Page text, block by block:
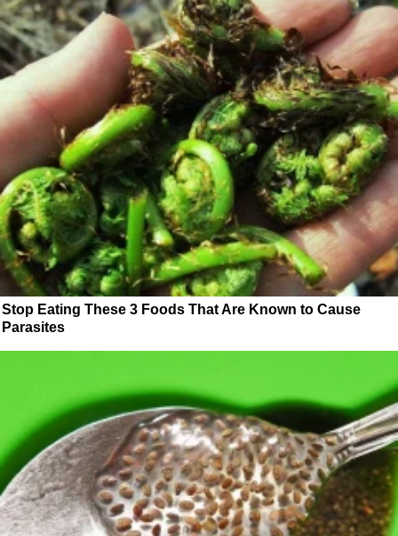
Stop Eating These 3 Foods That Are Known to Cause
Parasites